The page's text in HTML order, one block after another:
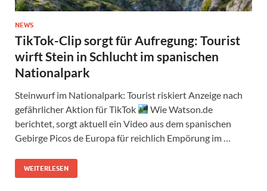
NEWS
TikTok-Clip sorgt für Aufregung: Tourist
wirft Stein in Schlucht im spanischen
Nationalpark
Steinwurf im Nationalpark: Tourist riskiert Anzeige nach
gefährlicher Aktion für TikTok
Wie Watson.de
berichtet, sorgt aktuell ein Video aus dem spanischen
Gebirge Picos de Europa für reichlich Empörung im …
WEITERLESEN